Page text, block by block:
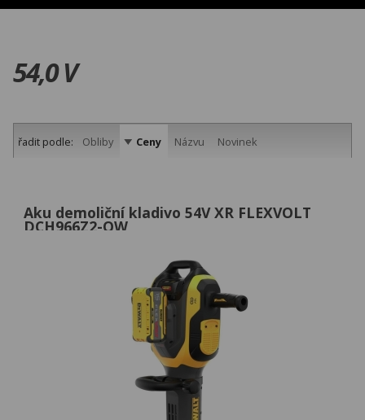
54,0 V
řadit podle: Obliby Ceny Názvu Novinek
Aku demoliční kladivo 54V XR FLEXVOLT
DCH966Z2-QW